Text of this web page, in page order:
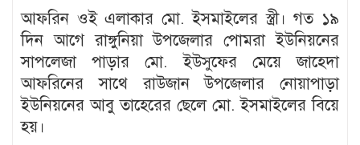
আফরিন ওই এলাকার মো. ইসমাইলের স্ত্রী। গত ১৯
দিন আগে রাঙ্গুনিয়া উপজেলার পোমরা ইউনিয়নের
সাপলেজা পাড়ার মো. ইউসুফের মেয়ে জাহেদা
আফরিনের সাথে রাউজান উপজেলার নোয়াপাড়া
ইউনিয়নের আবু তাহেরের ছেলে মো. ইসমাইলের বিয়ে
হয়।